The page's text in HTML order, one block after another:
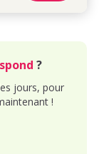
?
jours, pour
!